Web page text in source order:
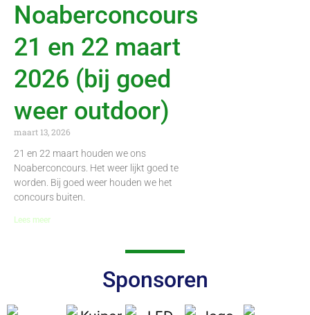
Noaberconcours
21 en 22 maart
2026 (bij goed
weer outdoor)
maart 13, 2026
21 en 22 maart houden we ons
Noaberconcours. Het weer lijkt goed te
worden. Bij goed weer houden we het
concours buiten.
Lees meer
Sponsoren